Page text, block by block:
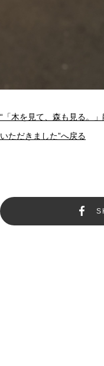
“「木を見て、森も見る。
いただきました”へ戻る